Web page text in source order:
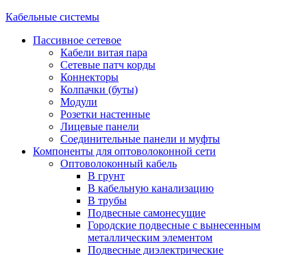
Кабельные системы
Пассивное сетевое
Кабели витая пара
Сетевые патч корды
Коннекторы
Колпачки (буты)
Модули
Розетки настенные
Лицевые панели
Соединительные панели и муфты
Компоненты для оптоволоконной сети
Оптоволоконный кабель
В грунт
В кабельную канализацию
В трубы
Подвесные самонесущие
Городские подвесные с вынесенным
металлическим элементом
Подвесные диэлектрические